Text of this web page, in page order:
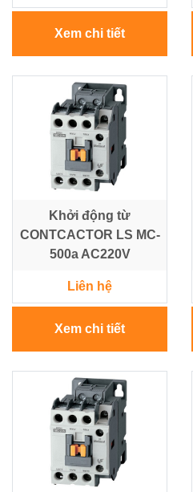
Xem chi tiết
Khởi động từ
CONTCACTOR LS MC-
500a AC220V
Liên hệ
Xem chi tiết